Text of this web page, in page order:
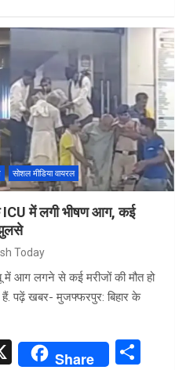
ar
सोशल मीडिया वायरल
ICU में लगी भीषण आग, कई
Today
आग लगने से कई मरीजों की मौत हो
पढ़ें खबर- मुजफ्फरपुर: बिहार के
X Share